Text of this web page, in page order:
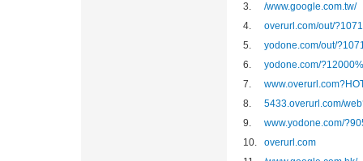
3.
/www.google.com.tw/
4.
overurl.com/out/
5.
yodone.com/out/
6.
yodone.com/
7.
8.
5433.overurl.com/
9.
www.yodone.com/
10.
overurl.com